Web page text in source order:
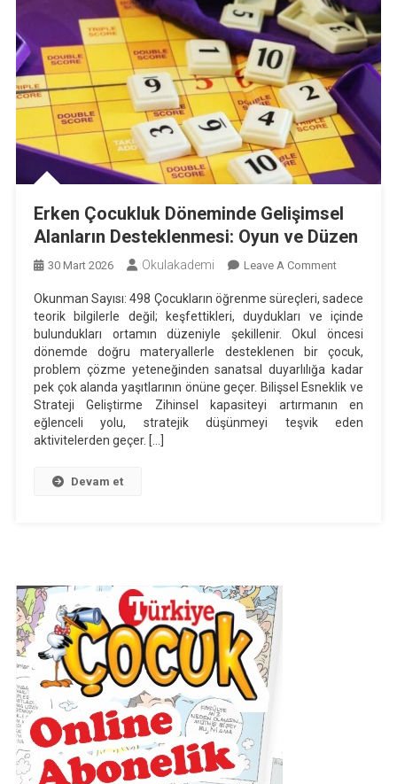
Erken Çocukluk Döneminde Gelişimsel
Alanların Desteklenmesi: Oyun ve Düzen
30 Mart 2026 Okulakademi Leave A CommentOn
Çocukluk
Döneminde
Gelişimsel
Alanların
Oyun
Ve
Okunman Sayısı: 498 Çocukların öğrenme süreçleri, sadece
teorik bilgilerle değil; keşfettikleri, duydukları ve içinde
bulundukları ortamın düzeniyle şekillenir. Okul öncesi
dönemde doğru materyallerle desteklenen bir çocuk,
problem çözme yeteneğinden sanatsal duyarlılığa kadar
pek çok alanda yaşıtlarının önüne geçer. Bilişsel Esneklik ve
Strateji Geliştirme Zihinsel kapasiteyi artırmanın en
eğlenceli yolu, stratejik düşünmeyi teşvik eden
aktivitelerden geçer. […]
Devam et